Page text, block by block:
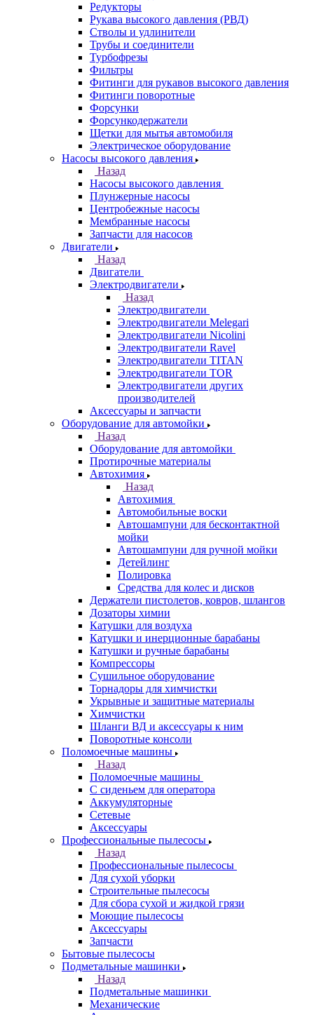
Редукторы
Рукава высокого давления (РВД)
Стволы и удлинители
Трубы и соединители
Турбофрезы
Фильтры
Фитинги для рукавов высокого давления
Фитинги поворотные
Форсунки
Форсункодержатели
Щетки для мытья автомобиля
Электрическое оборудование
Насосы высокого давления
Назад
Насосы высокого давления
Плунжерные насосы
Центробежные насосы
Мембранные насосы
Запчасти для насосов
Двигатели
Назад
Двигатели
Электродвигатели
Назад
Электродвигатели
Электродвигатели Melegari
Электродвигатели Nicolini
Электродвигатели Ravel
Электродвигатели TITAN
Электродвигатели TOR
Электродвигатели других
производителей
Аксессуары и запчасти
Оборудование для автомойки
Назад
Оборудование для автомойки
Протирочные материалы
Автохимия
Назад
Автохимия
Автомобильные воски
Автошампуни для бесконтактной
мойки
Автошампуни для ручной мойки
Детейлинг
Полировка
Средства для колес и дисков
Держатели пистолетов, ковров, шлангов
Дозаторы химии
Катушки для воздуха
Катушки и инерционные барабаны
Катушки и ручные барабаны
Компрессоры
Сушильное оборудование
Торнадоры для химчистки
Укрывные и защитные материалы
Химчистки
Шланги ВД и аксессуары к ним
Поворотные консоли
Поломоечные машины
Назад
Поломоечные машины
С сиденьем для оператора
Аккумуляторные
Сетевые
Аксессуары
Профессиональные пылесосы
Назад
Профессиональные пылесосы
Для сухой уборки
Строительные пылесосы
Для сбора сухой и жидкой грязи
Моющие пылесосы
Аксессуары
Запчасти
Бытовые пылесосы
Подметальные машинки
Назад
Подметальные машинки
Механические